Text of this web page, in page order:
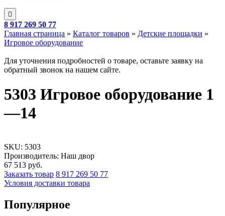
8 917 269 50 77
Главная страница » Каталог товаров » Детские площадки »
Игровое оборудование
Для уточнения подробностей о товаре, оставьте заявку на
обратный звонок на нашем сайте.
5303 Игровое оборудование 1
—14
SKU: 5303
Производитель: Наш двор
67 513 руб.
Заказать товар 8 917 269 50 77
Условия доставки товара
Популярное